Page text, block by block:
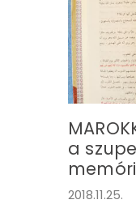
a
2018.11.25.